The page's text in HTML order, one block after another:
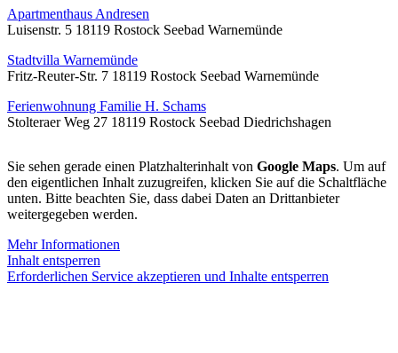
Apartmenthaus Andresen
Luisenstr. 5 18119 Rostock Seebad Warnemünde
Stadtvilla Warnemünde
Fritz-Reuter-Str. 7 18119 Rostock Seebad Warnemünde
Ferienwohnung Familie H. Schams
Stolteraer Weg 27 18119 Rostock Seebad Diedrichshagen
Sie sehen gerade einen Platzhalterinhalt von Google Maps. Um auf
den eigentlichen Inhalt zuzugreifen, klicken Sie auf die Schaltfläche
unten. Bitte beachten Sie, dass dabei Daten an Drittanbieter
weitergegeben werden.
Mehr Informationen
Inhalt entsperren
Erforderlichen Service akzeptieren und Inhalte entsperren